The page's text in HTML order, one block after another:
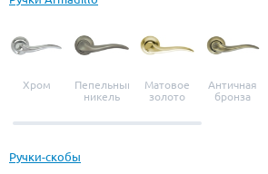
Хром
Пепельный
никель
Матовое
золото
Античная
бронза
Ручки-скобы